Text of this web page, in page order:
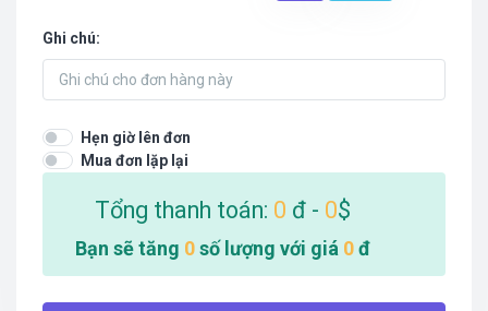
Ghi chú:
Hẹn giờ lên đơn
Mua đơn lặp lại
Tổng thanh toán: 0 đ - 0$
Bạn sẽ tăng 0số lượng với giá 0đ